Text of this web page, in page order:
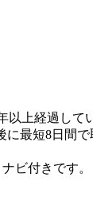
上経過して
最短8日間
ビ付きです。